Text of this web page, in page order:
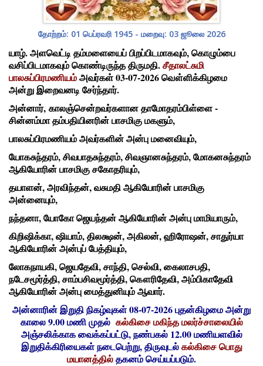
தோற்றம்: 01 பெப்ரவரி 1945 - மறைவு: 03 ஜூலை 2026
யாழ். அளவெட்டி தம்மளையைப் பிறப்பிடமாகவும், கொழும்பை
வசிப்பிடமாகவும் கொண்டிருந்த திருமதி.சீதாலட்சுமி
பாலசுப்பிரமணியம்அவர்கள் 03-07-2026 வௌ்ளிக்கிழமை
அன்று இறைவனடி சேர்ந்தார்.
அன்னார், காலஞ்சென்றவர்களான தாமோதரம்பிள்ளை -
சின்னம்மா தம்பதியினரின் பாசமிகு மகளும்,
பாலசுப்பிரமணியம் அவர்களின் அன்பு மனைவியும்,
யோகசுந்தரம், சிவபாதசுந்தரம், சிவஞானசுந்தரம், மோகனசுந்தரம்
ஆகியோரின் பாசமிகு சகோதரியும்,
தயாளன், அரவிந்தன், வசுமதி ஆகியோரின் பாசமிகு
அன்னையும்,
நந்தனா, யோகோ ஜெயந்தன் ஆகியோரின் அன்பு மாமியாரும்,
கிறிஷிக்கா, ஷியாம், திலக்ஷன், அகிலன், ஹிரோஷன், சாதுர்யா
ஆகியோரின் அன்புப் பேத்தியும்,
லோகநாயகி, ஜெயதேவி, சாந்தி, செல்வி, கைலாசபதி,
நடேசமூர்த்தி, சாம்பசிவமூர்த்தி, கௌரிதேவி, அம்பிகாதேவி
ஆகியோரின் அன்பு மைத்துனியும் ஆவார்.
அன்னாரின் இறுதி நிகழ்வுகள் 08-07-2026 புதன்கிழமை அன்று
காலை 9.00 மணி முதல் கல்கிசை மகிந்த மலர்ச்சாலையில்
அஞ்சலிக்காக வைக்கப்பட்டு, நண்பகல் 12.00 மணியளவில்
இறுதிக்கிரியைகள் நடைபெற்று, திருவுடல்கல்கிசை பொது
மயானத்தில்தகனம் செய்யப்படும்.